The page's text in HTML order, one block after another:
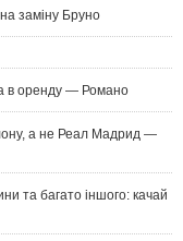
заміну Бруно
в оренду — Романо
а не Реал Мадрид —
та багато іншого: качай